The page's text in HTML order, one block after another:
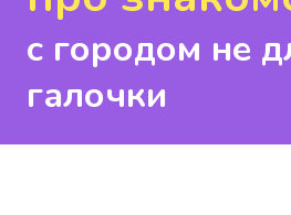
с городом не
галочки